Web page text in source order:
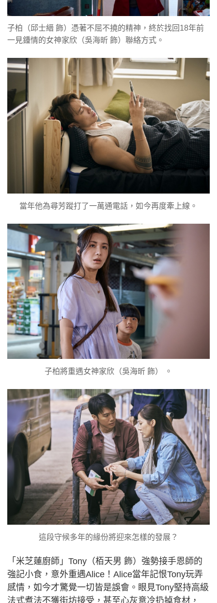
子柏（邱士縉 飾）憑著不屈不撓的精神，終於找回18年前
一見鍾情的女神家欣（吳海昕 飾）聯絡方式。
當年他為尋芳蹤打了一萬通電話，如今再度牽上線。
子柏將重遇女神家欣（吳海昕 飾） 。
這段守候多年的緣份將迎來怎樣的發展？
「米芝蓮廚師」Tony（栢天男 飾）強勢接手恩師的
強記小食，意外重遇Alice！Alice當年記恨Tony玩弄
感情，如今才驚覺一切皆是誤會。眼見Tony堅持高級
法式煮法不獲街坊接受，甚至心灰意冷扔掉食材，